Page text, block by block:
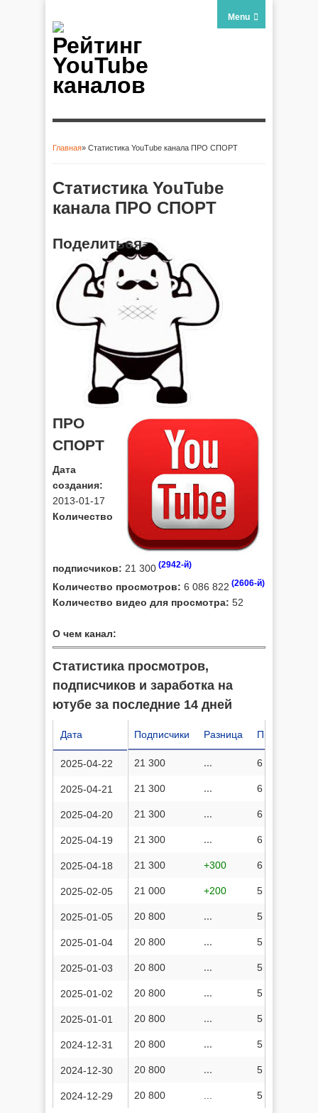
Рейтинг
YouTube
каналов
Menu
Главная» Статистика YouTube канала ПРО СПОРТ
Статистика YouTube
канала ПРО СПОРТ
Поделиться
ПРО
СПОРТ
Дата
создания:
2013-01-17
Количество
подписчиков: 21 300 (2942-й)
Количество просмотров: 6 086 822 (2606-й)
Количество видео для просмотра: 52
О чем канал:
Статистика просмотров,
подписчиков и заработка на
ютубе за последние 14 дней
Подписчики Разница Просмотров
21 300 ... 6 086 822
21 300 ... 6 086 077
21 300 ... 6 085 216
21 300 ... 6 084 451
21 300 +300 6 083 569
21 000 +200 5 962 255
20 800 ... 5 813 542
20 800 ... 5 812 569
20 800 ... 5 811 569
20 800 ... 5 810 706
20 800 ... 5 809 902
20 800 ... 5 808 999
20 800 ... 5 808 063
20 800 5 807 169
Дата
2025-04-22
2025-04-21
2025-04-20
2025-04-19
2025-04-18
2025-02-05
2025-01-05
2025-01-04
2025-01-03
2025-01-02
2025-01-01
2024-12-31
2024-12-30
2024-12-29